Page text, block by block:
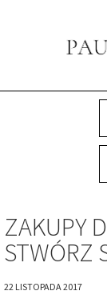
ZAKUPY
STWÓRZ
22 LISTOPADA 2017